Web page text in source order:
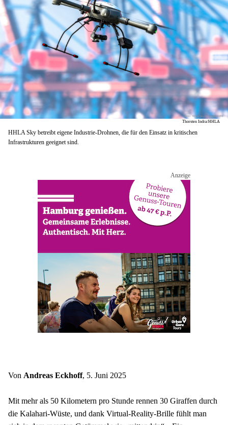
Thorsten Indra/HHLA
HHLA Sky betreibt eigene Industrie-Drohnen, die für den Einsatz in kritischen
Infrastrukturen geeignet sind.
Von Andreas Eckhoff, 5. Juni 2025
Mit mehr als 50 Kilometern pro Stunde rennen 30 Giraffen durch
die Kalahari-Wüste, und dank Virtual-Reality-Brille fühlt man